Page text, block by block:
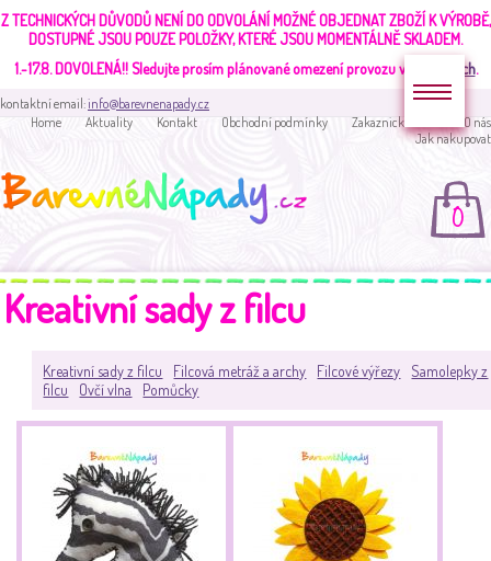
Z TECHNICKÝCH DŮVODŮ NENÍ DO ODVOLÁNÍ MOŽNÉ OBJEDNAT ZBOŽÍ K VÝROBĚ,
DOSTUPNÉ JSOU POUZE POLOŽKY, KTERÉ JSOU MOMENTÁLNĚ SKLADEM.
1.-17.8. DOVOLENÁ!!Sledujte prosím plánované omezení provozu v aktualitách.
kontaktní email:info@barevnenapady.cz
Home
Aktuality Kontakt Obchodní podmínky Zakaznická sekce
O nás
Jak nakupovat
0
Kreativní sady z filcu
Kreativní sady z filcu Filcová metráž a archy Filcové výřezy
Samolepky z
filcu
Ovčí vlna Pomůcky